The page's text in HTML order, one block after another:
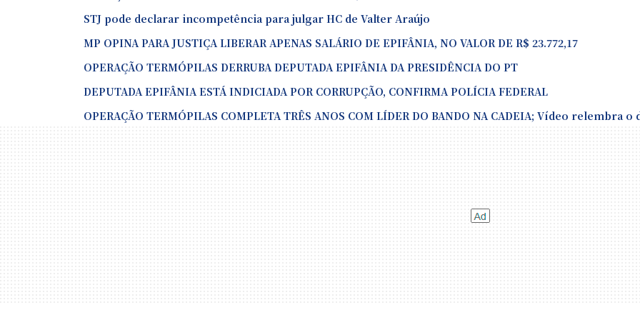
STJ pode declarar incompetência para julgar HC de Valter Araújo
MP OPINA PARA JUSTIÇA LIBERAR APENAS SALÁRIO DE EPIFÂNIA, NO VALOR DE R$ 23.772,17
OPERAÇÃO TERMÓPILAS DERRUBA DEPUTADA EPIFÂNIA DA PRESIDÊNCIA DO PT
DEPUTADA EPIFÂNIA ESTÁ INDICIADA POR CORRUPÇÃO, CONFIRMA POLÍCIA FEDERAL
OPERAÇÃO TERMÓPILAS COMPLETA TRÊS ANOS COM LÍDER DO BANDO NA CADEIA; Vídeo relembra o